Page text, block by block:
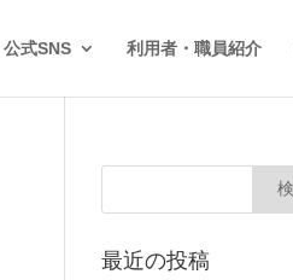
公式SNS 利用者・職員紹介
最近の投稿